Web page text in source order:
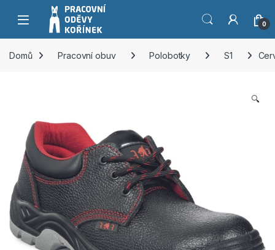
Přeskočit na navigaci
Přeskočit na obsah
0
Domů Pracovní obuv Polobotky S1
🔍